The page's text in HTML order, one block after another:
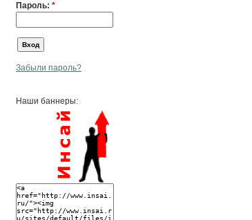
Пароль: *
Забыли пароль?
Наши баннеры: